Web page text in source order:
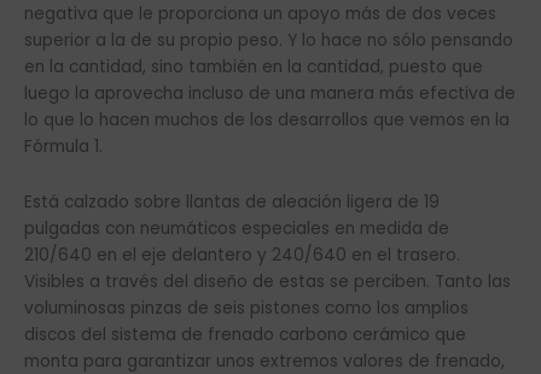
negativa que le proporciona un apoyo más de dos veces
superior a la de su propio peso. Y lo hace no sólo pensando
en la cantidad, sino también en la cantidad, puesto que
luego la aprovecha incluso de una manera más efectiva de
lo que lo hacen muchos de los desarrollos que vemos en la
Fórmula 1.
Está calzado sobre llantas de aleación ligera de 19
pulgadas con neumáticos especiales en medida de
210/640 en el eje delantero y 240/640 en el trasero.
Visibles a través del diseño de estas se perciben. Tanto las
voluminosas pinzas de seis pistones como los amplios
discos del sistema de frenado carbono cerámico que
monta para garantizar unos extremos valores de frenado,